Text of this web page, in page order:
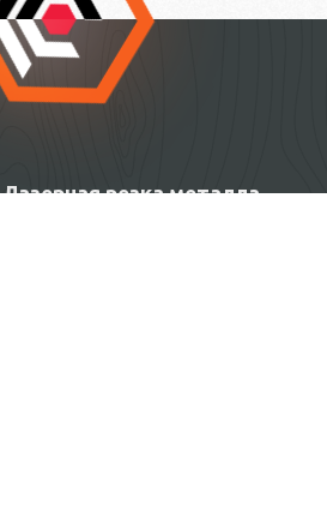
Лазерная резка металла